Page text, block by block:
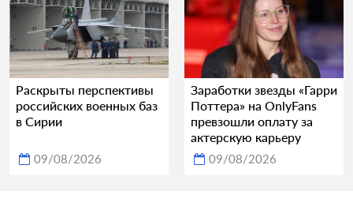
Раскрыты перспективы
российских военных баз
в Сирии
09/08/2026
Заработки звезды «Гарри
Поттера» на OnlyFans
превзошли оплату за
актерскую карьеру
09/08/2026